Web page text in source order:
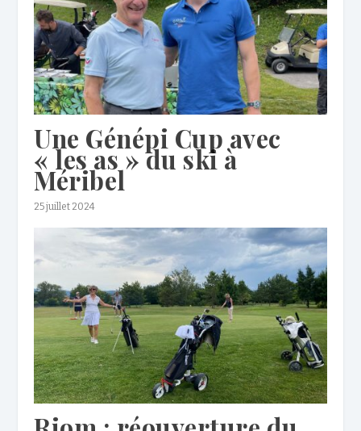
Une Génépi Cup avec
« les as » du ski à
Méribel
25 juillet 2024